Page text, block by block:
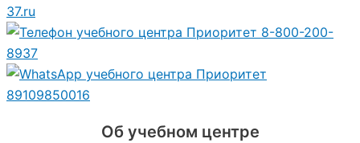
37.ru
8-800-200-
8937
89109850016
Об учебном центре